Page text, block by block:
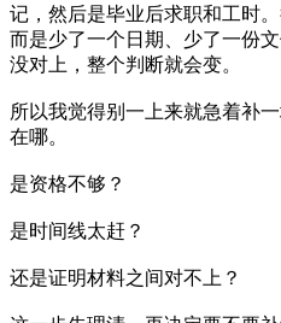
记，然后是毕业后求职和工时
而是少了一个日期、少了一份
没对上，整个判断就会变。
所以我觉得别一上来就急着补
在哪。
是资格不够？
是时间线太赶？
还是证明材料之间对不上？